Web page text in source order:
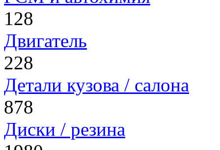
128
Двигатель
228
Детали кузова / салона
878
Диски / резина